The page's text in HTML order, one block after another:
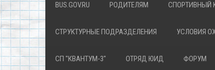
BUS.GOV.RU РОДИТЕЛЯМ СПОРТИВНЫЙ
СТРУКТУРНЫЕ ПОДРАЗДЕЛЕНИЯ УСЛОВИЯ
СП "КВАНТУМ-3" ОТРЯД ЮИД ФОРУМ